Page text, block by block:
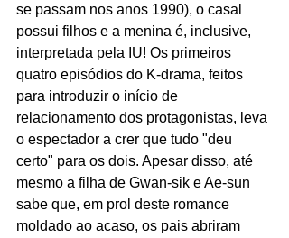
se passam nos anos 1990), o casal
possui filhos e a menina é, inclusive,
interpretada pela IU! Os primeiros
quatro episódios do K-drama, feitos
para introduzir o início de
relacionamento dos protagonistas, leva
o espectador a crer que tudo "deu
certo" para os dois. Apesar disso, até
mesmo a filha de Gwan-sik e Ae-sun
sabe que, em prol deste romance
moldado ao acaso, os pais abriram